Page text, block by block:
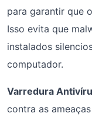
para garantir que
Isso evita que
instalados
computador.
Varredura
contra as